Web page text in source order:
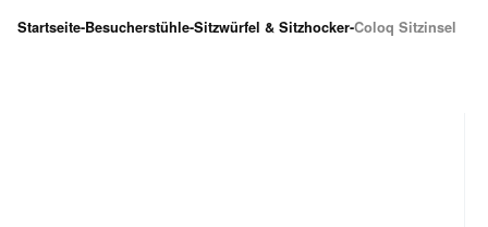
Startseite-Besucherstühle-Sitzwürfel & Sitzhocker-Coloq Sitzinsel